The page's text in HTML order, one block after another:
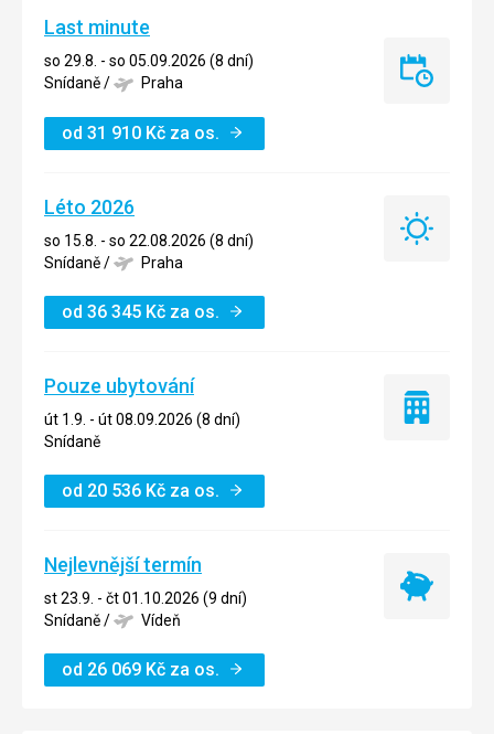
Last minute
so 29.8. - so 05.09.2026 (8 dní)
Snídaně/ Praha
od 31 910 Kč za os.
Last
Léto 2026
so 15.8. - so 22.08.2026 (8 dní)
Snídaně/ Praha
od 36 345 Kč za os.
Léto
Pouze ubytování
út 1.9. - út 08.09.2026 (8 dní)
Snídaně
od 20 536 Kč za os.
Pouze
Nejlevnější termín
st 23.9. - čt 01.10.2026 (9 dní)
Snídaně/ Vídeň
od 26 069 Kč za os.
Nejlevnější